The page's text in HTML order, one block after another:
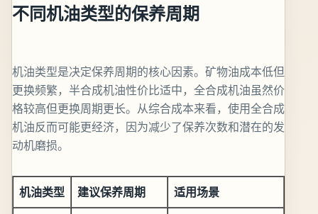
不同机油类型的保养周期
机油类型是决定保养周期的核心因素。矿物油成本低但
更换频繁，半合成机油性价比适中，全合成机油虽然价
格较高但更换周期更长。从综合成本来看，使用全合成
机油反而可能更经济，因为减少了保养次数和潜在的发
动机磨损。
机油类型 建议保养周期 适用场景